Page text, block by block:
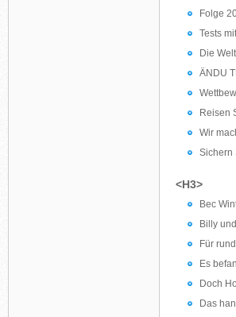
Folge
Tests
Die
ÄNDU
Reisen
Wir
Sichern
<H3>
Bec
Billy
Für
Es
Doch
Das